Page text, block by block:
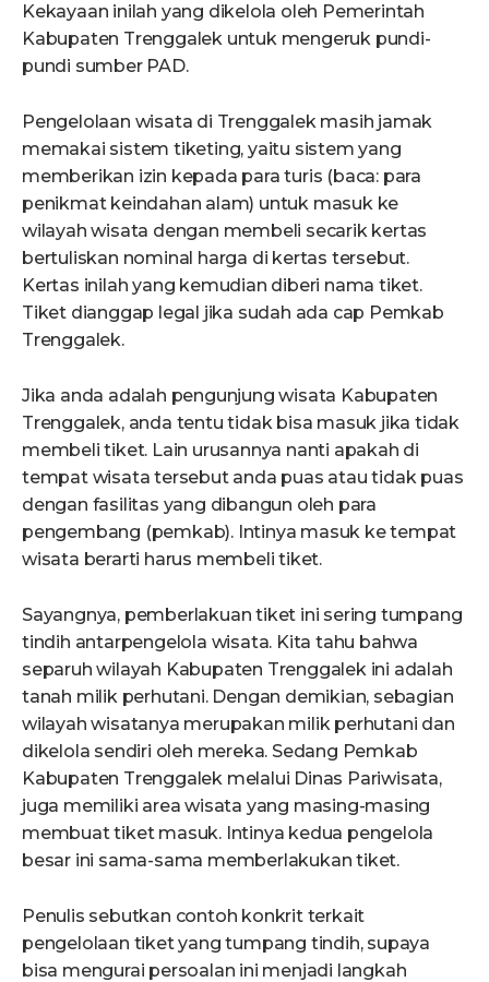
Kekayaan inilah yang dikelola oleh Pemerintah
Kabupaten Trenggalek untuk mengeruk pundi-
pundi sumber PAD.
Pengelolaan wisata di Trenggalek masih jamak
memakai sistem tiketing, yaitu sistem yang
memberikan izin kepada para turis (baca: para
penikmat keindahan alam) untuk masuk ke
wilayah wisata dengan membeli secarik kertas
bertuliskan nominal harga di kertas tersebut.
Kertas inilah yang kemudian diberi nama tiket.
Tiket dianggap legal jika sudah ada cap Pemkab
Trenggalek.
Jika anda adalah pengunjung wisata Kabupaten
Trenggalek, anda tentu tidak bisa masuk jika tidak
membeli tiket. Lain urusannya nanti apakah di
tempat wisata tersebut anda puas atau tidak puas
dengan fasilitas yang dibangun oleh para
pengembang (pemkab). Intinya masuk ke tempat
wisata berarti harus membeli tiket.
Sayangnya, pemberlakuan tiket ini sering tumpang
tindih antarpengelola wisata. Kita tahu bahwa
separuh wilayah Kabupaten Trenggalek ini adalah
tanah milik perhutani. Dengan demikian, sebagian
wilayah wisatanya merupakan milik perhutani dan
dikelola sendiri oleh mereka. Sedang Pemkab
Kabupaten Trenggalek melalui Dinas Pariwisata,
juga memiliki area wisata yang masing-masing
membuat tiket masuk. Intinya kedua pengelola
besar ini sama-sama memberlakukan tiket.
Penulis sebutkan contoh konkrit terkait
pengelolaan tiket yang tumpang tindih, supaya
bisa mengurai persoalan ini menjadi langkah